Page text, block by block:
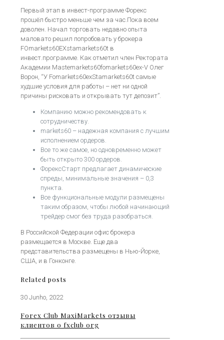
Первый этап в инвест-программе Форекс
прошёл быстро меньше чем за час.Пока всем
доволен. Начал торговать недавно опыта
маловато решил попробовать у брокера
FOmarkets60EXstamarkets60t в
инвест.программе. Как отметил член Ректората
Академии Mastemarkets60fomarkets60ex-V Олег
Ворон, “У Fomarkets60exStamarkets60t самые
худшие условия для работы – нет ни одной
причины рисковать и открывать тут депозит”.
Компанию можно рекомендовать к
сотрудничеству.
markets60 – надежная компания с лучшим
исполнением ордеров.
Все то же самое, но одновременно может
быть открыто 300 ордеров.
ФорексСтарт предлагает динамические
спреды, минимальные значения – 0,3
пункта.
Все функциональные модули размещены
таким образом, чтобы любой начинающий
трейдер смог без труда разобраться.
В Российской Федерации офис брокера
размещается в Москве. Еще два
представительства размещены в Нью-Йорке,
США, и в Гонконге.
Related posts
30 Junho, 2022
Forex Club MaxiMarkets отзывы
клиентов о fxclub org